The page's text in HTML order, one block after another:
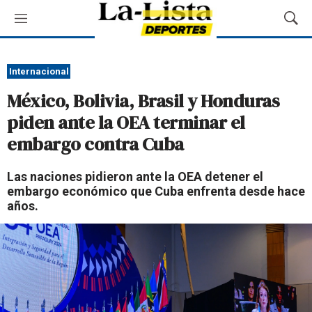
M
e
ú
M
o
u
e
a
Internacional
México, Bolivia, Brasil y Honduras
piden ante la OEA terminar el
embargo contra Cuba
Las naciones pidieron ante la OEA detener el
embargo económico que Cuba enfrenta desde hace
años.